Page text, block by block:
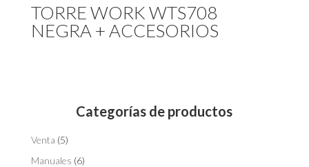
TORRE WORK WTS708
NEGRA + ACCESORIOS
Categorías de productos
Venta (5)
Manuales (6)